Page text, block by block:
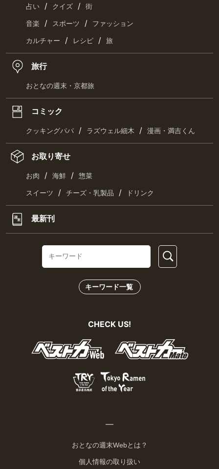
占い / クイズ / 街
音楽 / スポーツ / ファッション
カルチャー / レシピ / 旅
旅行
おとなの週末・京都旅
コミック
クッキングパパ / ラズウェル細木 / 漫画・満吉くん
お取り寄せ
お肉 / 海鮮 / 惣菜
スイーツ / チーズ・乳製品 / ドリンク
最新刊
キーワード一覧
CHECK US!
おとなの週末Webとは？
個人情報の取り扱い